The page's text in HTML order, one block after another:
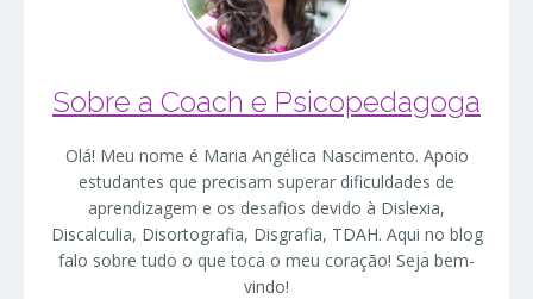
Sobre a Coach e Psicopedagoga
Olá! Meu nome é Maria Angélica Nascimento. Apoio
estudantes que precisam superar dificuldades de
aprendizagem e os desafios devido à Dislexia,
Discalculia, Disortografia, Disgrafia, TDAH. Aqui no blog
falo sobre tudo o que toca o meu coração! Seja bem-
vindo!